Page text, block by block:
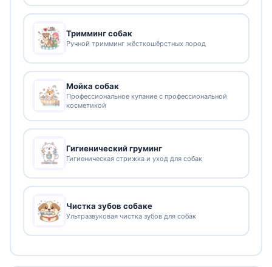
Тримминг собак
Ручной тримминг жёсткошёрстных пород
Мойка собак
Профессиональное купание с профессиональной
косметикой
Гигиенический груминг
Гигиеническая стрижка и уход для собак
Чистка зубов собаке
Ультразвуковая чистка зубов для собак